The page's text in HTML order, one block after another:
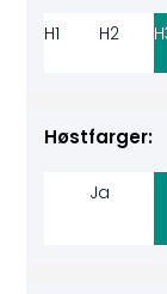
H1 H2
Høstfarger:
Ja